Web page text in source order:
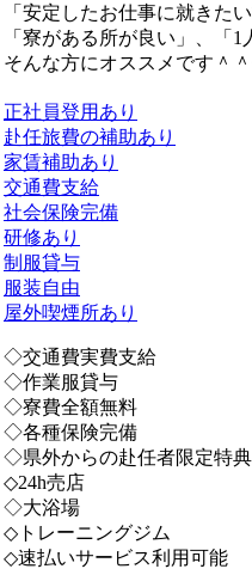
「安定したお仕事に就きたい
「寮がある所が良い」、「
そんな方にオススメです＾
正社員登用あり
赴任旅費の補助あり
家賃補助あり
交通費支給
社会保険完備
研修あり
制服貸与
服装自由
屋外喫煙所あり
◇交通費実費支給
◇作業服貸与
◇寮費全額無料
◇各種保険完備
◇県外からの赴任者限定特
◇24h売店
◇大浴場
◇トレーニングジム
◇速払いサービス利用可能